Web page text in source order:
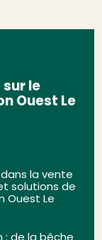
le
Ouest Le
la vente
solutions de
Ouest Le
: de la bêche